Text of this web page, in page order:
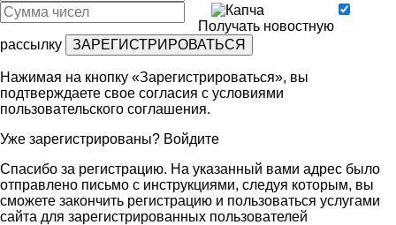
Получать новостную
рассылку
Нажимая на кнопку «Зарегистрироваться», вы
подтверждаете свое согласия с условиями
пользовательского соглашения.
Уже зарегистрированы? Войдите
Спасибо за регистрацию. На указанный вами адрес было
отправлено письмо с инструкциями, следуя которым, вы
сможете закончить регистрацию и пользоваться услугами
сайта для зарегистрированных пользователей